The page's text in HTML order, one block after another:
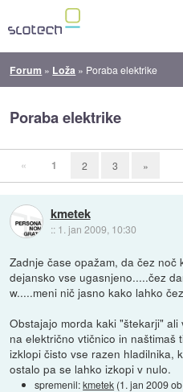
Forum » Loža » Poraba elektrike
Poraba elektrike
« 1 2 3 »
kmetek
:: 1. jan 2009, 10:30
Zadnje čase opažam, da čez noč
dejansko vse ugasnjeno.....čez
w.....meni nič jasno kako lahko
Obstajajo morda kaki "štekarji"
na električno vtičnico in
izklopi čisto vse razen hladilnika,
ostalo pa se lahko izkopi v nulo.
spremenil:kmetek (1. jan 2009